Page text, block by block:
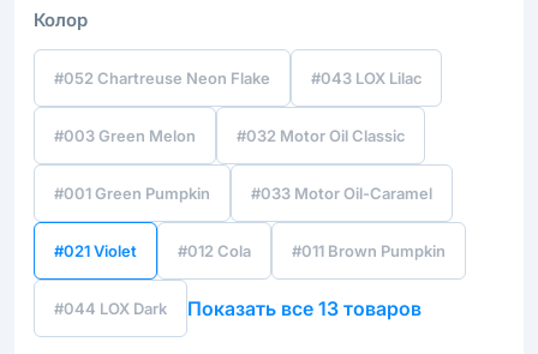
Колор
#052 Chartreuse Neon Flake #043 LOX Lilac
#003 Green Melon #032 Motor Oil Classic
#001 Green Pumpkin #033 Motor Oil-Caramel
#021 Violet #012 Cola #011 Brown Pumpkin
#044 LOX Dark Показать все 13 товаров